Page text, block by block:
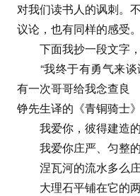
对我们读书人的讽刺。
议论，也有同样的感受。
下面我抄一段文字，
“我终于有勇气来谈
有一次哥哥给我念查良
铮先生译的《青铜骑士》
我爱你，彼得建造
我爱你庄严、匀整
涅瓦河的流水多么
大理石平铺在它的